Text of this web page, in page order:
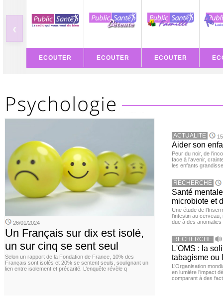
‹
ECOUTER ECOUTER ECOUTER
26/01/2024
Un Français sur dix est isolé,
un sur cinq se sent seul
Selon un rapport de la Fondation de France, 10% des
Français sont isolés et 20% se sentent seuls, soulignant un
lien entre isolement et précarité. L’enquête révèle q
ACTUALITE
Aider son
Peur du noir, de
face à l'avenir,
les enfants
RECHERCHE
Santé
microbiote et
Une étude de
l’intestin au
due à des
RECHERCHE
L'OMS : la
tabagisme ou
L’Organisation
en lumière l’impact
comparant à des